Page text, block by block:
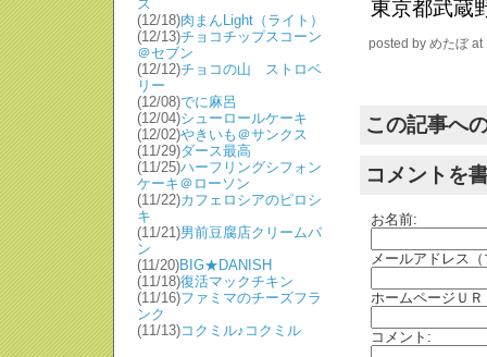
ス
(12/18)肉まんLight（ライト）
(12/13)チョコチップスコーン
＠セブン
(12/12)チョコの山 ストロベ
リー
(12/08)でに麻呂
(12/04)シューロールケーキ
(12/02)やきいも＠サンクス
(11/29)ダース最高
(11/25)ハーフリングシフォン
ケーキ＠ローソン
(11/22)カフェロシアのピロシ
キ
(11/21)男前豆腐店クリームパ
ン
(11/20)BIG★DANISH
(11/18)復活マックチキン
(11/16)ファミマのチーズフラ
ンク
(11/13)コクミル♪コクミル
東京都武蔵
posted by めたぼat
この記事へ
コメントを
お名前:
メールアドレス
ホームページＵＲ
コメント: